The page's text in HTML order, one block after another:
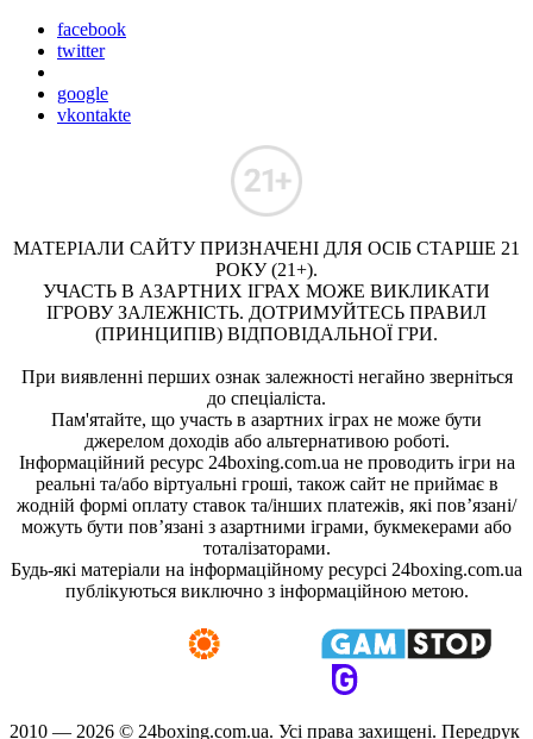
facebook
twitter
google
vkontakte
МАТЕРІАЛИ САЙТУ ПРИЗНАЧЕНІ ДЛЯ ОСІБ СТАРШЕ 21
РОКУ (21+).
УЧАСТЬ В АЗАРТНИХ ІГРАХ МОЖЕ ВИКЛИКАТИ
ІГРОВУ ЗАЛЕЖНІСТЬ. ДОТРИМУЙТЕСЬ ПРАВИЛ
(ПРИНЦИПІВ) ВІДПОВІДАЛЬНОЇ ГРИ.
При виявленні перших ознак залежності негайно зверніться
до спеціаліста.
Пам'ятайте, що участь в азартних іграх не може бути
джерелом доходів або альтернативою роботі.
Інформаційний ресурс 24boxing.com.ua не проводить ігри на
реальні та/або віртуальні гроші, також сайт не приймає в
жодній формі оплату ставок та/інших платежів, які пов’язані/
можуть бути пов’язані з азартними іграми, букмекерами або
тоталізаторами.
Будь-які матеріали на інформаційному ресурсі 24boxing.com.ua
публікуються виключно з інформаційною метою.
2010 — 2026 © 24boxing.com.ua. Усi права захищенi. Передрук